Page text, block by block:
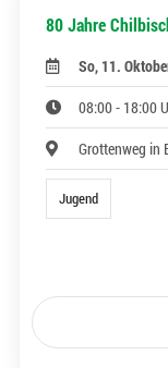
80 Jahre
So, 11.
08:00 - 18:00
Grottenweg in
Jugend